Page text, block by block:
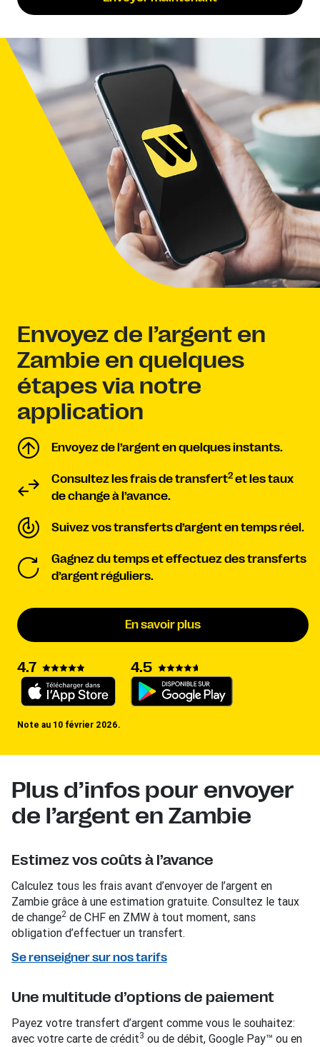
Envoyez de l’argent en
Zambie en quelques
étapes via notre
application
Envoyez de l’argent en quelques instants.
Consultez les frais de transfert2 et les taux
de change à l’avance.
Suivez vos transferts d’argent en temps réel.
Gagnez du temps et effectuez des transferts
d’argent réguliers.
En savoir plus
4.7 4.5
Note au 10 février 2026.
Plus d’infos pour envoyer
de l’argent en Zambie
Estimez vos coûts à l’avance
Calculez tous les frais avant d’envoyer de l’argent en
Zambie grâce à une estimation gratuite. Consultez le taux
de change2 de CHF en ZMW à tout moment, sans
obligation d’effectuer un transfert.
Se renseigner sur nos tarifs
Une multitude d’options de paiement
Payez votre transfert d’argent comme vous le souhaitez:
avec votre carte de crédit3 ou de débit, Google Pay™ ou en